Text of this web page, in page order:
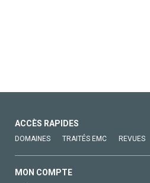
ACCÈS RAPIDES
DOMAINES TRAITÉS EMC REVUES
MON COMPTE